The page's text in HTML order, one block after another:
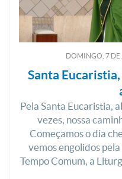
DOMINGO, 7 DE
Santa
Pela Santa Eucaristia,
vezes, nossa
Começamos o dia
vemos engolidos
Tempo Comum, a